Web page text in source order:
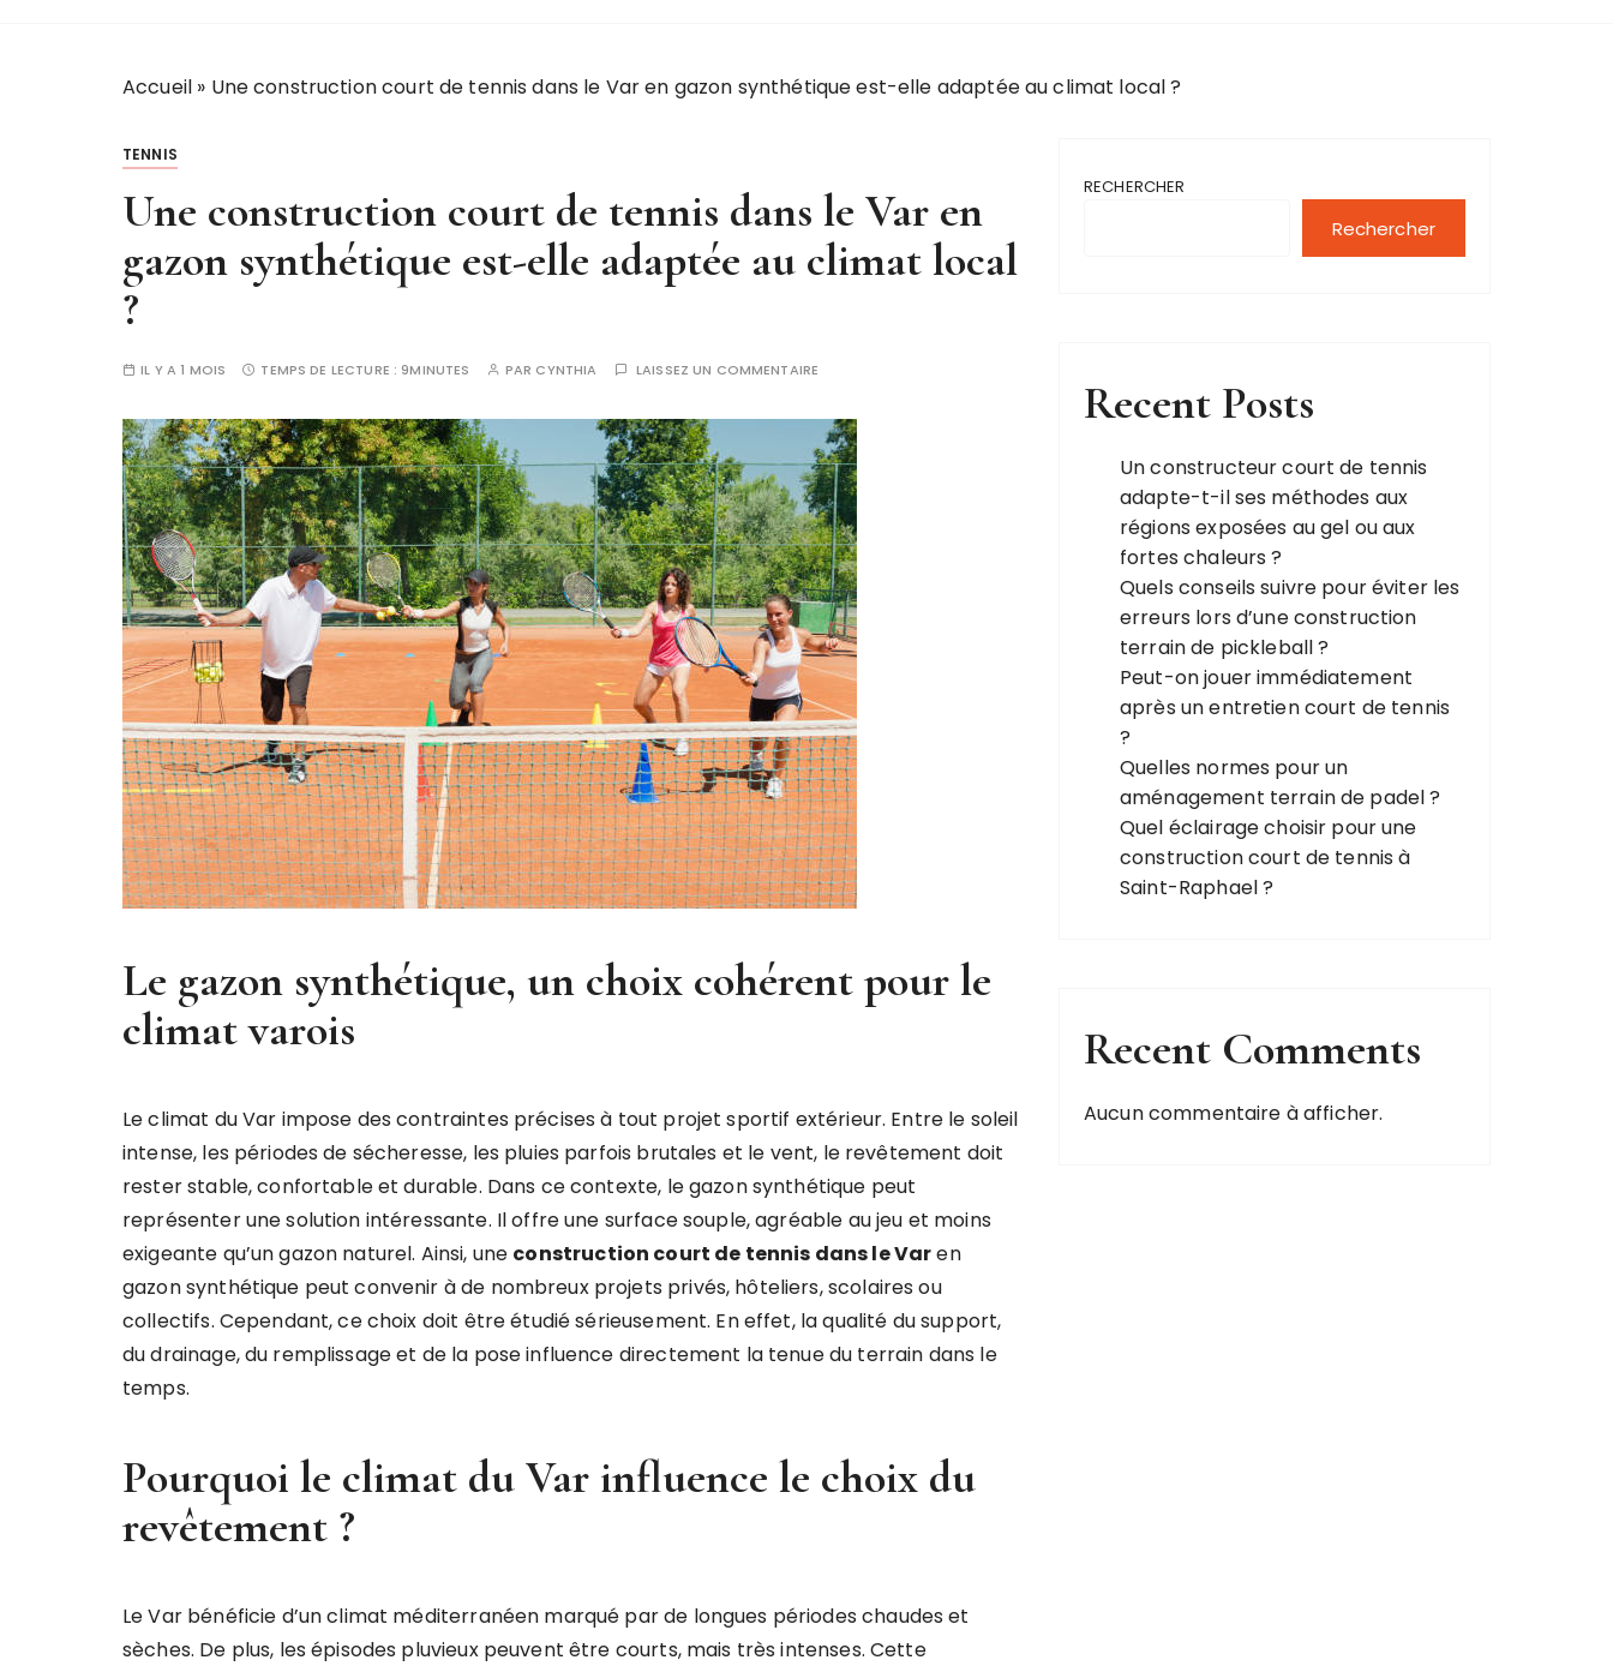
Accueil » Une construction court de tennis dans le Var en gazon synthétique est-elle adaptée au climat local ?
TENNIS
Une construction court de tennis dans le Var en
gazon synthétique est-elle adaptée au climat local
?
IL Y A 1 MOIS TEMPS DE LECTURE : 9MINUTES PAR CYNTHIA LAISSEZ UN COMMENTAIRE
Le gazon synthétique, un choix cohérent pour le
climat varois
Le climat du Var impose des contraintes précises à tout projet sportif extérieur. Entre le soleil
intense, les périodes de sécheresse, les pluies parfois brutales et le vent, le revêtement doit
rester stable, confortable et durable. Dans ce contexte, le gazon synthétique peut
représenter une solution intéressante. Il offre une surface souple, agréable au jeu et moins
exigeante qu’un gazon naturel. Ainsi, une construction court de tennis dans le Varen
gazon synthétique peut convenir à de nombreux projets privés, hôteliers, scolaires ou
collectifs. Cependant, ce choix doit être étudié sérieusement. En effet, la qualité du support,
du drainage, du remplissage et de la pose influence directement la tenue du terrain dans le
temps.
Pourquoi le climat du Var influence le choix du
revêtement ?
Le Var bénéficie d’un climat méditerranéen marqué par de longues périodes chaudes et
sèches. De plus, les épisodes pluvieux peuvent être courts, mais très intenses. Cette
RECHERCHER
Rechercher
Recent Posts
Un constructeur court de tennis
adapte-t-il ses méthodes aux
régions exposées au gel ou aux
fortes chaleurs ?
Quels conseils suivre pour éviter les
erreurs lors d’une construction
terrain de pickleball ?
Peut-on jouer immédiatement
après un entretien court de tennis
?
Quelles normes pour un
aménagement terrain de padel ?
Quel éclairage choisir pour une
construction court de tennis à
Saint-Raphael ?
Recent Comments
Aucun commentaire à afficher.